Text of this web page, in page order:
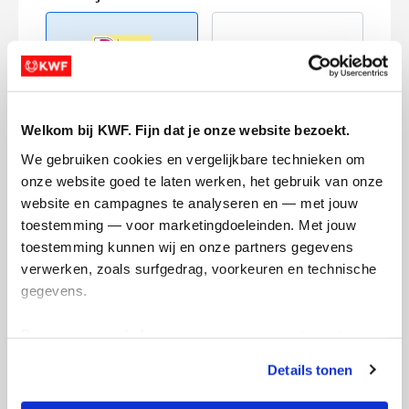
Welkom bij KWF. Fijn dat je onze website bezoekt.
We gebruiken cookies en vergelijkbare technieken om
onze website goed te laten werken, het gebruik van onze
website en campagnes te analyseren en — met jouw
toestemming — voor marketingdoeleinden. Met jouw
toestemming kunnen wij en onze partners gegevens
verwerken, zoals surfgedrag, voorkeuren en technische
gegevens.
tonen. Je kunt je toestemming op elk moment wijzigen of
intrekken via Cookie instellingen onderaan de pagina. De
Details tonen
Creditcard
Referentie
Ik wil bijdragen aan de transactiekosten
Doneer nu